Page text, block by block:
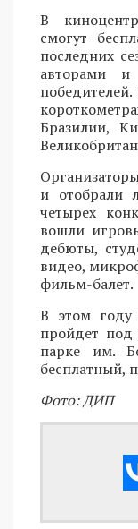
В
смогут
последних
авторами
Бразилии,
и отобрали
четырех
вошли
дебюты,
видео,
фильм-балет.
В этом году
пройдет
парке им.
бесплатный,
Фото: ДИП